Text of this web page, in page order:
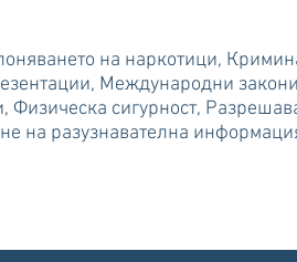
на наркотици,
Международни
Физическа сигурност,
на разузнавателна